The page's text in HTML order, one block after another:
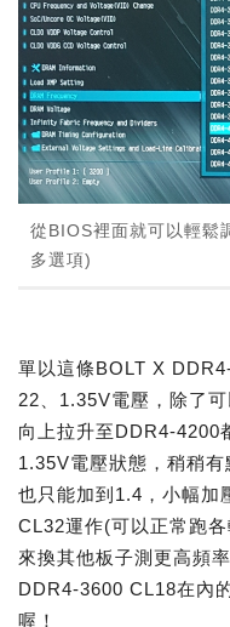
從BIOS裡面就可以輕鬆
多選項)
單以這條BOLT X
22、1.35V電壓，除了
向上拉升至DDR4-4200
1.35V電壓狀態，稍稍
也只能加到1.4，小幅加
CL32運作(可以正常跑
來換其他板子測更高頻
DDR4-3600 CL18在內
喔！